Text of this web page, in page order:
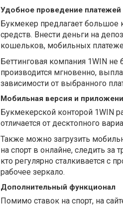
Удобное проведение платежей
Букмекер предлагает большое
средств. Внести деньги на
кошельков, мобильных
Беттинговая компания 1WIN
производится мгновенно,
зависимости от выбранного
Мобильная версия и
Букмекерской конторой 1WIN
отличается от десктопного
Также можно загрузить
на спорт в онлайне, следить
кто регулярно сталкивается с
рабочее зеркало.
Дополнительный функционал
Помимо ставок на спорт, на